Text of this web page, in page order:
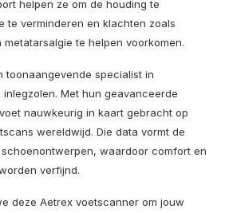
helpen ze om de houding te
te verminderen en klachten zoals
te helpen voorkomen.
toonaangevende specialist in
Met hun geavanceerde
nauwkeurig in kaart gebracht op
wereldwijd. Die data vormt de
waardoor comfort en
verfijnd.
deze Aetrex voetscanner om jouw